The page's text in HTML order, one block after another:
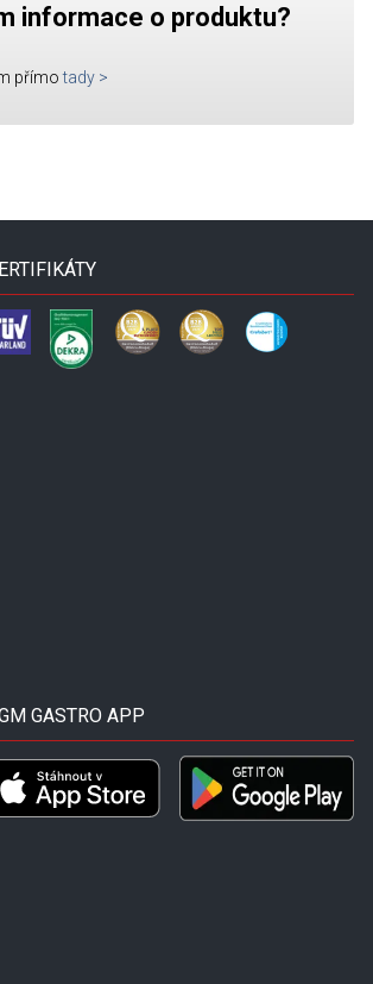
informace o produktu?
přímo tady >
GASTRO APP